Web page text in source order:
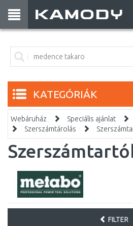
KATEGÓRIÁK
Webáruház Speciális ajánlat
Szerszámtárolás
FILTER